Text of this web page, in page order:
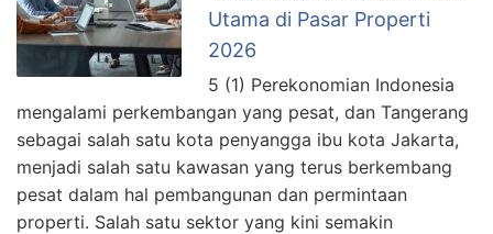
Utama di Pasar Properti
2026
5 (1) Perekonomian Indonesia
mengalami perkembangan yang pesat, dan Tangerang
sebagai salah satu kota penyangga ibu kota Jakarta,
menjadi salah satu kawasan yang terus berkembang
pesat dalam hal pembangunan dan permintaan
properti. Salah satu sektor yang kini semakin